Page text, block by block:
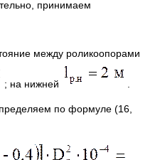
принимаем
между роликоопорами
; на нижней
по формуле (16,